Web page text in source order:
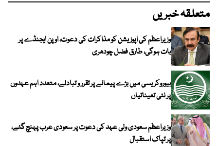
متعلقہ خبریں
وزیراعظم کی اپوزیشن کو مذاکرات کی دعوت، اوپن ایجنڈے پر
بات ہوگی، طارق فضل چودھری
بیوروکریسی میں بڑے پیمانے پر تقرر و تبادلے، متعدد اہم عہدوں
پر نئی تعیناتیاں
وزیراعظم سعودی ولی عہد کی دعوت پر سعودی عرب پہنچ گئے،
پر تپاک استقبال